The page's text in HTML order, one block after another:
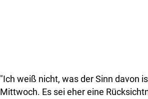
"Ich weiß nicht, was der Sinn davon
Mittwoch. Es sei eher eine